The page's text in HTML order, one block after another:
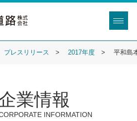
プレスリリース 2017年度 平和島
業情報
INFORMATION